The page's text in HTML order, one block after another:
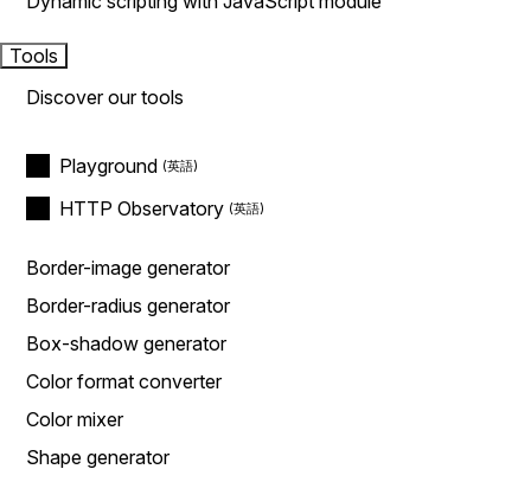
Tools
Discover our tools
Playground
HTTP Observatory
Border-image generator
Border-radius generator
Box-shadow generator
Color format converter
Color mixer
Shape generator